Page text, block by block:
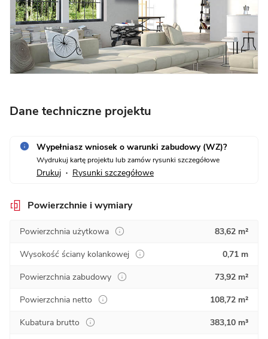
Dane techniczne projektu
Wypełniasz wniosek o warunki zabudowy (WZ)?
Wydrukuj kartę projektu lub zamów rysunki szczegółowe
Drukuj • Rysunki szczegółowe
Powierzchnie i wymiary
Powierzchnia użytkowa
83,62 m²
Wysokość ściany kolankowej
0,71 m
Powierzchnia zabudowy
73,92 m²
Powierzchnia netto
108,72 m²
Kubatura brutto
383,10 m³